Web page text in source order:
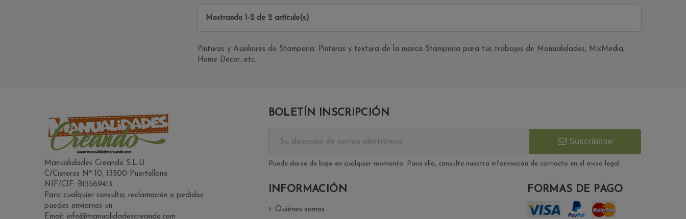
Mostrando 1-2 de 2 artículo(s)
Pinturas y Auxiliares de Stamperia. Pinturas y textura de la marca Stamperia para tus trabajos de Manualidades, MixMedia,
Home Decor...etc.
Manualidades Creando S.L.U
C/Cisneros Nº 10, 13500 Puertollano
NIF/CIF: B13569413
Para cualquier consulta, reclamación o pedidos
puedes enviarnos un
Email: info@manualidadescreando.com
BOLETÍN INSCRIPCIÓN
Suscribirse
Puede darse de baja en cualquier momento. Para ello, consulte nuestra información de contacto en el aviso legal.
INFORMACIÓN
Quiénes somos
FORMAS DE PAGO